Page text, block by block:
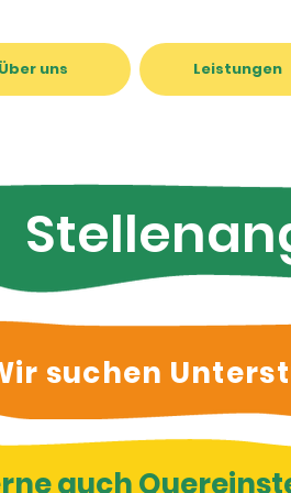
uns Leistungen
suchen
auch